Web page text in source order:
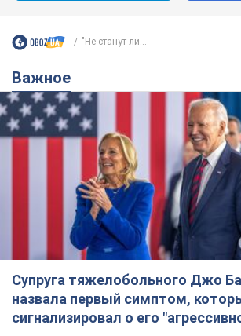
Супруга тяжелобольного Джо
назвала первый симптом,
сигнализировал о его
Сначала врачи не обратили на это
6.08.2026 12:46 16,0 т.
Отпуск Леси Никитюк в Карпатах
обернулся скандалом: почему
ведущую несправедливо
Знаменитость вышла на прямую